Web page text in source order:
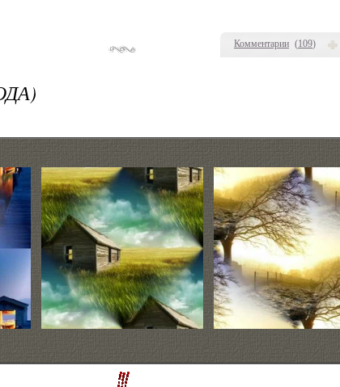
Комментарии (109)